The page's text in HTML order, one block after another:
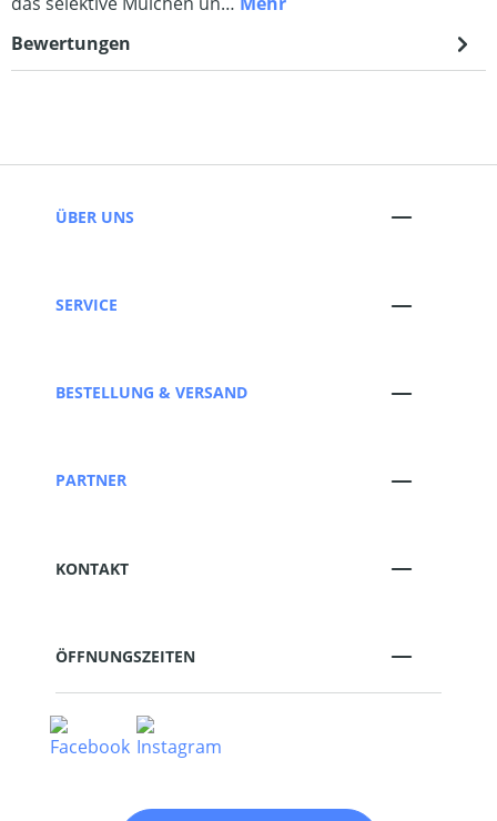
Bewertungen
ÜBER UNS
SERVICE
BESTELLUNG & VERSAND
PARTNER
KONTAKT
ÖFFNUNGSZEITEN